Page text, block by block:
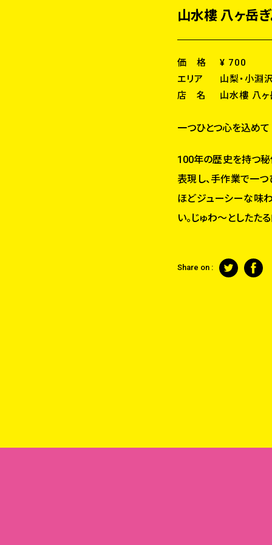
山水樓 八ヶ岳ぎ
価 格
¥ 700
エリア
山梨・小淵
店 名
山水樓 八ヶ
一つひとつ心を込め
100年の歴史を持つ秘
表現し、手作業で一
ほどジューシーな味
い。じゅわ～としたた
Share on :